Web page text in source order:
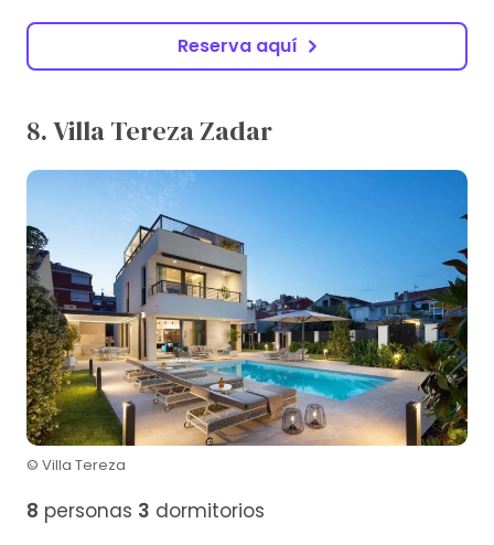
Reserva aquí
8. Villa Tereza Zadar
© Villa Tereza
8 personas 3 dormitorios